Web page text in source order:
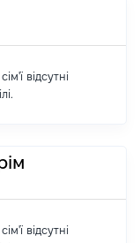
відсутні
відсутні